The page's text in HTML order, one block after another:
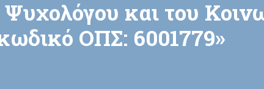
και του
ΟΠΣ: 6001779»